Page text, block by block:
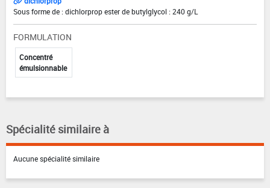
Sous forme de : dichlorprop ester de butylglycol : 240 g/L
FORMULATION
Concentré
émulsionnable
Spécialité similaire à
Aucune spécialité similaire